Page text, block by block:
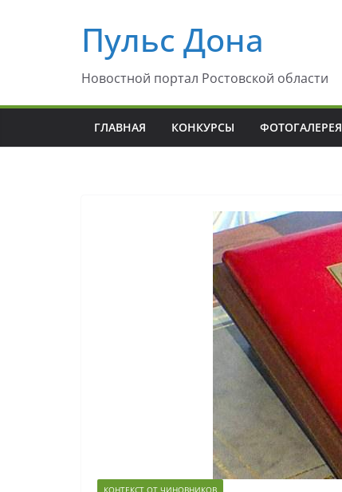
содержимомуПульс Дона
Новостной портал Ростовской области
ГЛАВНАЯ КОНКУРСЫ ФОТОГАЛЕРЕЯ
КОНТЕКСТ ОТ ЧИНОВНИКОВ